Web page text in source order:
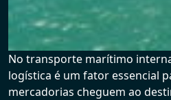
No transporte marítimo
logística é um fator essencial
mercadorias cheguem ao